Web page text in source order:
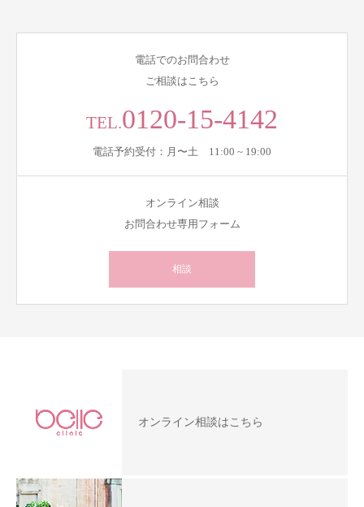
電話でのお問合わせ
ご相談はこちら
TEL.0120-15-4142
電話予約受付：月〜土 11:00 ~ 19:00
オンライン相談
お問合わせ専用フォーム
相談
オンライン相談はこちら